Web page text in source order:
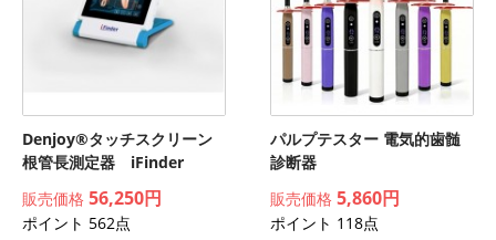
Denjoy®タッチスクリーン
根管長測定器 iFinder
販売価格 56,250円
ポイント 562点
パルプテスター 電気的歯髄
診断器
販売価格 5,860円
ポイント 118点